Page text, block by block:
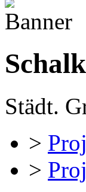
Städt.
>
>